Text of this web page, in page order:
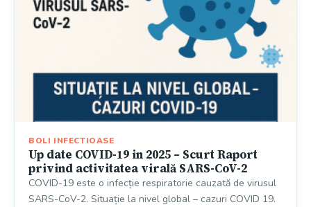
BOLI INFECTIOASE
Up date COVID-19 in 2025 – Scurt Raport
privind activitatea virală SARS-CoV-2
COVID-19 este o infecție respiratorie cauzată de virusul
SARS-CoV-2. Situație la nivel global – cazuri COVID 19.